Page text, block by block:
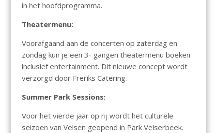
in het hoofdprogramma.
Theatermenu:
Voorafgaand aan de concerten op zaterdag en
zondag kun je een 3- gangen theatermenu boeken
inclusief entertainment. Dit nieuwe concept wordt
verzorgd door Freriks Catering.
Summer Park Sessions:
Voor het vierde jaar op rij wordt het culturele
seizoen van Velsen geopend in Park Velserbeek.